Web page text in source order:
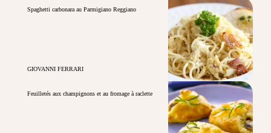
Spaghetti carbonara au Parmigiano Reggiano
GIOVANNI FERRARI
Feuilletés aux champignons et au fromage à raclette